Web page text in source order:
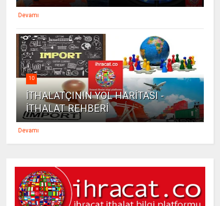
Devamı
10
İTHALATÇININ YOL HARİTASI -
İTHALAT REHBERİ
Devamı